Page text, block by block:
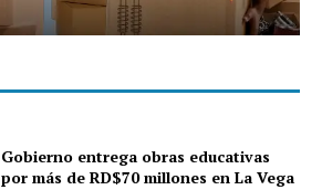
Gobierno entrega obras educativas
por más de RD$70 millones en La Vega